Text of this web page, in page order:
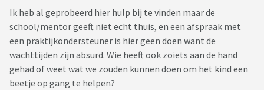
Ik heb al geprobeerd hier hulp bij te vinden maar de
school/mentor geeft niet echt thuis, en een afspraak met
een praktijkondersteuner is hier geen doen want de
wachttijden zijn absurd. Wie heeft ook zoiets aan de hand
gehad of weet wat we zouden kunnen doen om het kind een
beetje op gang te helpen?